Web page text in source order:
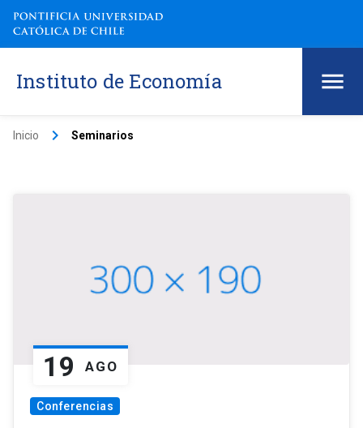
Instituto de Economía
Inicio keyboard_arrow_right Seminarios
19 AGO
Conferencias